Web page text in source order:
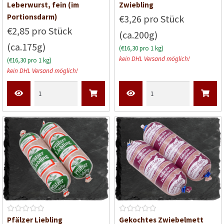
B
e
e
r
e
t
0
v
Leberwurst, fein (im
Portionsdarm)
€2,85 pro Stück
(ca.175g)
(€16,30 pro 1 kg)
kein DHL Versand möglich!
B
w
e
r
t
t
0
v
Zwiebling
€3,26 pro Stück
(ca.200g)
(€16,30 pro 1 kg)
kein DHL Versand möglich!
B
Pfälzer Liebling B
Gekochtes Zwiebelmett